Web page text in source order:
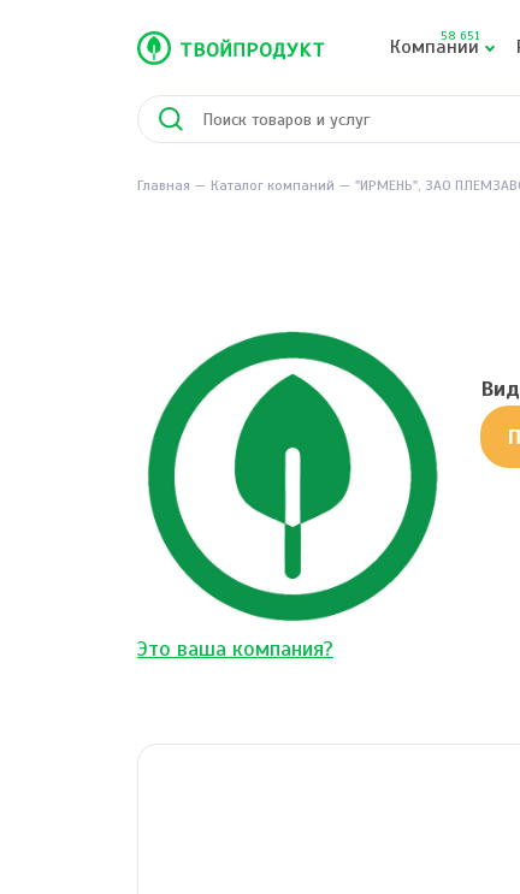
Компании
58 651
Главная Каталог компаний "ИРМЕНЬ", ЗАО
Это ваша компания?